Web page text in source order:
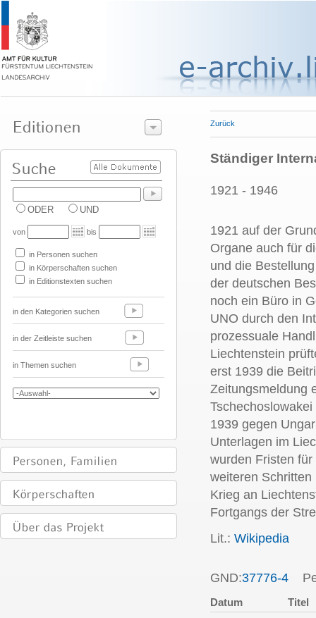
ODER UND
von bis
in Personen suchen
in Körperschaften suchen
in Editionstexten suchen
in den Kategorien suchen
in der Zeitleiste suchen
in Themen suchen
Zurück
Ständiger
1921 - 1946
1921 auf der
Organe auch für
und die
der deutschen
noch ein Büro in
UNO durch den
prozessuale
Liechtenstein
erst 1939 die
Zeitungsmeldung
1939 gegen
Unterlagen im
wurden Fristen
weiteren
Krieg an
Fortgangs der
Lit.: Wikipedia
GND:37776-4
Datum Titel